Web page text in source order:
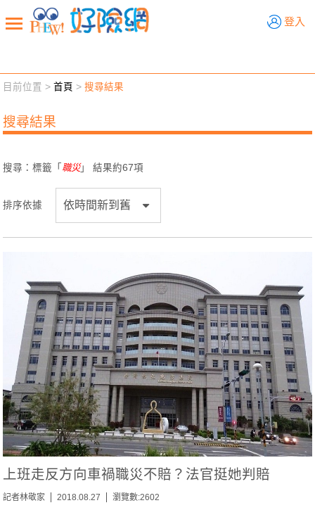
登入
新聞觀點 業務交流
退休先準備 好險學堂 輔銷工具 活動專區
目前位置 >首頁 >搜尋結果
搜尋結果
搜尋：標籤「 職災」 結果約67項
排序依據
上班走反方向車禍職災不賠？法官挺她判賠
記者林敬家 2018.08.27 瀏覽數:2602